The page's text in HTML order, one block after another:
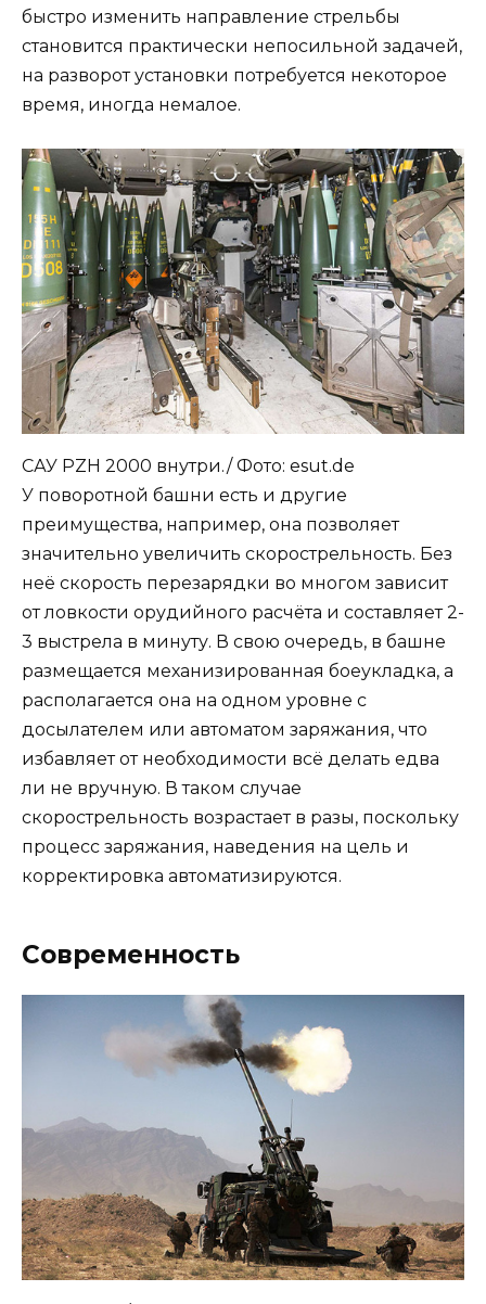
быстро изменить направление стрельбы
становится практически непосильной задачей,
на разворот установки потребуется некоторое
время, иногда немалое.
САУ PZH 2000 внутри./ Фото: esut.de
У поворотной башни есть и другие
преимущества, например, она позволяет
значительно увеличить скорострельность. Без
неё скорость перезарядки во многом зависит
от ловкости орудийного расчёта и составляет 2-
3 выстрела в минуту. В свою очередь, в башне
размещается механизированная боеукладка, а
располагается она на одном уровне с
досылателем или автоматом заряжания, что
избавляет от необходимости всё делать едва
ли не вручную. В таком случае
скорострельность возрастает в разы, поскольку
процесс заряжания, наведения на цель и
корректировка автоматизируются.
Современность